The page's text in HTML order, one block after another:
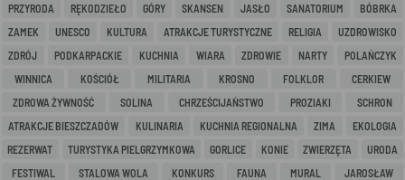
PRZYRODA
RĘKODZIEŁO GÓRY SKANSEN JASŁO SANATORIUM
BÓBRKA
ZAMEK
UNESCO KULTURA ATRAKCJE TURYSTYCZNE RELIGIA
UZDROWISKO
ZDRÓJ
PODKARPACKIE KUCHNIA WIARA ZDROWIE NARTY
POLAŃCZYK
WINNICA
KOŚCIÓŁ MILITARIA KROSNO FOLKLOR
CERKIEW
ZDROWA ŻYWNOŚĆ
SOLINA CHRZEŚCIJAŃSTWO PROZIAKI
SCHRON
ATRAKCJE BIESZCZADÓW
KULINARIA KUCHNIA REGIONALNA ZIMA
EKOLOGIA
REZERWAT
TURYSTYKA PIELGRZYMKOWA GORLICE KONIE ZWIERZĘTA
URODA
FESTIWAL
STALOWA WOLA KONKURS FAUNA MURAL
JAROSŁAW